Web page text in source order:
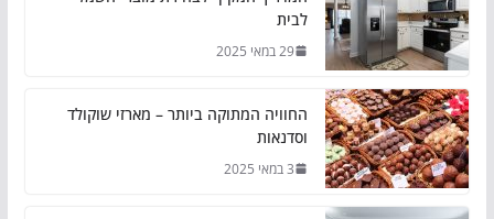
לבית
29 במאי 2025
החוויה המתוקה ביותר – מארזי שוקולד
וסדנאות
3 במאי 2025